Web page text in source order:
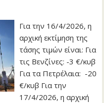
Για την 16/4/2026, η
αρχική εκτίμηση της
τάσης τιμών είναι: Για
τις Βενζίνες: -3 €/κυβ
Για τα Πετρέλαια: -20
€/κυβ Για την
17/4/2026, η αρχική